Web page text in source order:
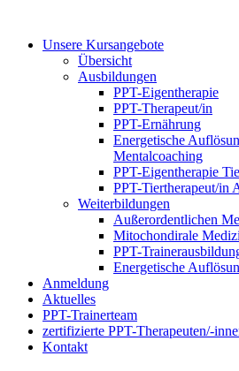
Unsere Kursangebote
Übersicht
Ausbildungen
PPT-Eigentherapie
PPT-Therapeut/in
PPT-Ernährung
Energetische
Mentalcoaching
PPT-Eigentherapie
PPT-Tiertherapeut/in
Weiterbildungen
Außerordentlichen
Mitochondirale
PPT-
Energetische
Anmeldung
Aktuelles
PPT-Trainerteam
zertifizierte PPT-Therapeuten/-
Kontakt